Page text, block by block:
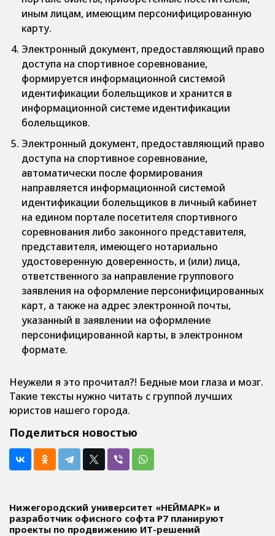
иным лицам, имеющим персонифицированную
карту.
Электронный документ, предоставляющий право
доступа на спортивное соревнование,
формируется информационной системой
идентификации болельщиков и хранится в
информационной системе идентификации
болельщиков.
Электронный документ, предоставляющий право
доступа на спортивное соревнование,
автоматически после формирования
направляется информационной системой
идентификации болельщиков в личный кабинет
на едином портале посетителя спортивного
соревнования либо законного представителя,
представителя, имеющего нотариально
удостоверенную доверенность, и (или) лица,
ответственного за направление группового
заявления на оформление персонифицированных
карт, а также на адрес электронной почты,
указанный в заявлении на оформление
персонифицированной карты, в электронном
формате.
Неужели я это прочитал?! Бедные мои глаза и мозг.
Такие тексты нужно читать с группой лучших
юристов нашего города.
Поделиться новостью
Нижегородский университет «НЕЙМАРК» и
разработчик офисного софта P7 планируют
проекты по продвижению ИТ-решений